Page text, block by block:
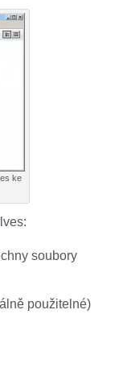
ke
soubory
použitelné)